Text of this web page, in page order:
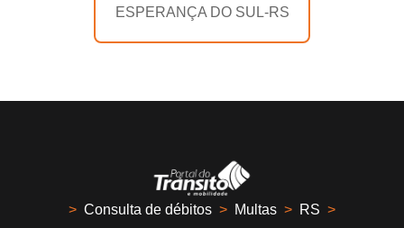
ESPERANÇA DO SUL-RS
> Consulta de débitos > Multas > RS >